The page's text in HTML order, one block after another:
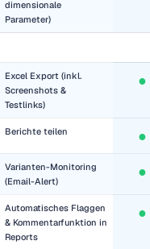
dimensionale
Parameter)
Excel Export (inkl.
Screenshots &
Testlinks)
●
Berichte teilen ●
Varianten-Monitoring
(Email-Alert)
●
Automatisches Flaggen
& Kommentarfunktion in
Reports
●